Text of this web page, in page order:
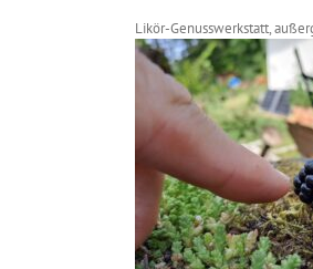
Likör-Genusswerkstatt,